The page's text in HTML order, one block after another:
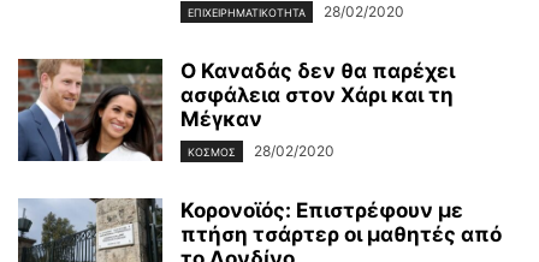
ΕΠΙΧΕΙΡΗΜΑΤΙΚΌΤΗΤΑ 28/02/2020
Ο Καναδάς δεν θα παρέχει
ασφάλεια στον Χάρι και τη
Μέγκαν
ΚΌΣΜΟΣ 28/02/2020
Κορονοϊός: Επιστρέφουν με
πτήση τσάρτερ οι μαθητές από